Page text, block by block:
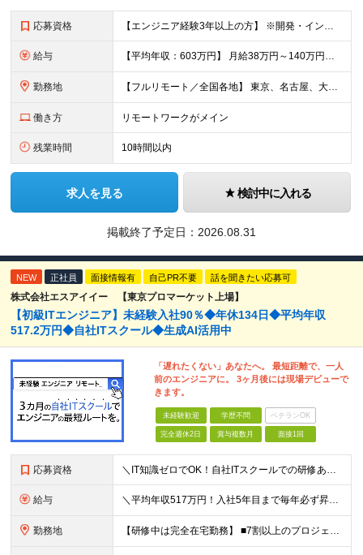
応募資格 【エンジニア経験3年以上の方】 ※開発・インフラ・工程・言語一切不問 ※文理・学歴不問 【歓迎条件】 ◆Python実務経験がある方 ◆LLM・生成AIを使った開発経験がある方 ◆要件定義・顧客折衝
給与 【平均年収：603万円】 月給38万円～140万円＋諸手当（経験者） 【平均年収603万円】 ※案件の契約内容や昇給額などはすべて開示します。 ※経験や能力を考慮し決定します。 ※月給には固定残業
勤務地 【フルリモート／全国各地】 東京、名古屋、大阪、福岡を中心とした全国のプロジェクトにアサイン。 ※プロジェクトは完全選択制です。 ※フルリモート、ハイブリッド型、常駐案件から自由に選択可能です。 ※転
働き方 リモートワークがメイン
残業時間 10時間以内
求人を見る 検討中に入れる
掲載終了予定日： 2026.08.31
NEW 正社員 面接情報有 自己PR不要 話を聞きたい応募可
株式会社エスアイイー 【東京プロマーケット上場】
【初級ITエンジニア】未経験入社90％◆年休134日◆平均年収
517.2万円◆自社ITスクール◆生成AI活用中
「遅れたくない」あなたへ。 最短距離で、一人
前のエンジニアに。 3ヶ月後には現場デビューで
きます。
未経験歓迎 学歴不問 ベテランOK
完全週休2日 賞与複数月 面接1回
応募資格 ＼IT知識ゼロでOK！自社ITスクールでの研修あり／ ■完全未経験OK(文系出身70％) ■第二新卒歓迎 ■学歴不問 └社会人未経験の方も歓迎します！ 5名以上の採用を予定しているので、同期と入社も
給与 ＼平均年収517万円！入社5年目まで毎年必ず昇給／ ■賞与年3回 ■年収800万円以上も可 ■入社3年以上の平均年収469.2万円 月給23万2000円以上＋賞与年3回＋各種手当 ☆入社5年目まで最
勤務地 【研修中は完全在宅勤務】 ■7割以上のプロジェクトでリモートワークを導入 ■フルリモートもあり ■一都三県のプロジェクト先 ■転居を伴う転勤なし ＜プロジェクト先＞ 東京・神奈川・千葉・埼玉でのプロ